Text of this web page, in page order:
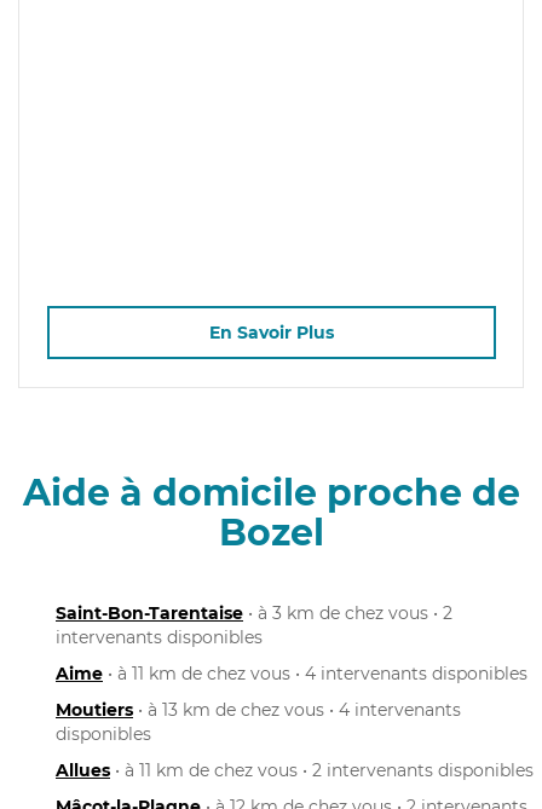
En Savoir Plus
Aide à domicile proche de
Bozel
Saint-Bon-Tarentaise • à 3 km de chez vous • 2
intervenants disponibles
Aime • à 11 km de chez vous • 4 intervenants disponibles
Moutiers • à 13 km de chez vous • 4 intervenants
disponibles
Allues • à 11 km de chez vous • 2 intervenants disponibles